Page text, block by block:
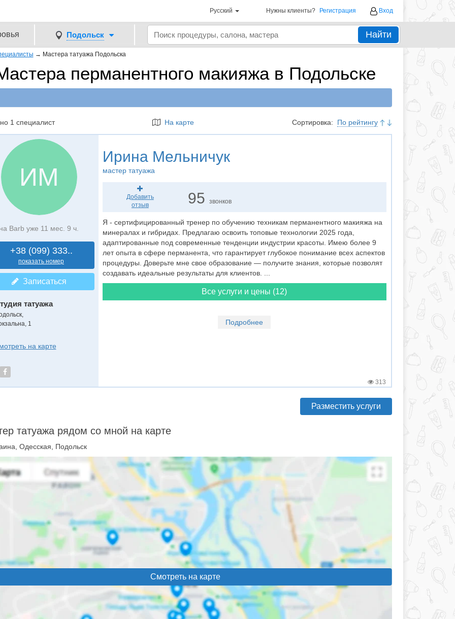
Русский Нужны клиенты? Регистрация Вход
Подольск Найти
→ Мастера татуажа Подольска
перманентного макияжа в Подольске
1 специалист На карте Сортировка: По рейтингу
ИМ
Barb уже 11 мес. 9 ч.
+38 (099) 333..
показать номер
Записаться
татуажа
1
на карте
Ирина Мельничук
мастер татуажа
Добавить
отзыв
95 звонков
Я - сертифицированный тренер по обучению техникам перманентного макияжа на
минералах и гибридах. Предлагаю освоить топовые технологии 2025 года,
адаптированные под современные тенденции индустрии красоты. Имею более 9
лет опыта в сфере перманента, что гарантирует глубокое понимание всех аспектов
процедуры. Доверьте мне свое образование — получите знания, которые позволят
создавать идеальные результаты для клиентов. ...
Все услуги и цены (12)
Подробнее
313
Разместить услуги
татуажа рядом со мной на карте
Одесская, Подольск
Смотреть на карте